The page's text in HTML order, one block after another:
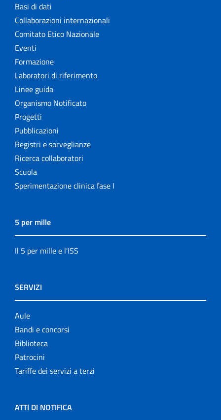
Basi di dati
Collaborazioni internazionali
Comitato Etico Nazionale
Eventi
Formazione
Laboratori di riferimento
Linee guida
Organismo Notificato
Progetti
Pubblicazioni
Registri e sorveglianze
Ricerca collaboratori
Scuola
Sperimentazione clinica fase I
5 per mille
Il 5 per mille e l'ISS
SERVIZI
Aule
Bandi e concorsi
Biblioteca
Patrocini
Tariffe dei servizi a terzi
ATTI DI NOTIFICA